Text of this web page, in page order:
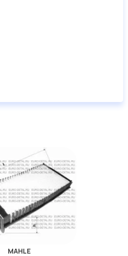
MAHLE